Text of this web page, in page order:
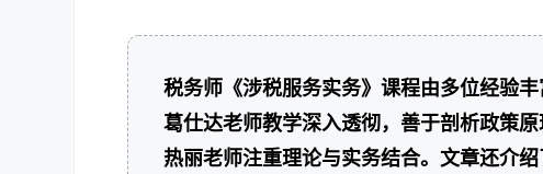
税务师《涉税服务实务》课程由多位经验
葛仕达老师教学深入透彻，善于剖析政策
热丽老师注重理论与实务结合。文章还介